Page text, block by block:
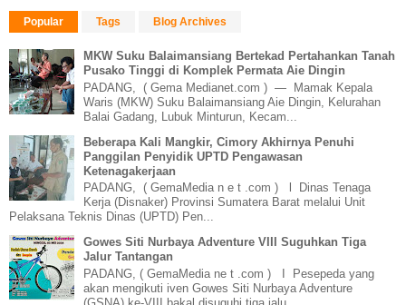
Popular Tags Blog Archives
MKW Suku Balaimansiang Bertekad Pertahankan Tanah
Pusako Tinggi di Komplek Permata Aie Dingin
PADANG, ( Gema Medianet.com ) — Mamak Kepala
Waris (MKW) Suku Balaimansiang Aie Dingin, Kelurahan
Balai Gadang, Lubuk Minturun, Kecam...
Beberapa Kali Mangkir, Cimory Akhirnya Penuhi
Panggilan Penyidik UPTD Pengawasan
Ketenagakerjaan
PADANG, ( GemaMedia n e t .com ) l Dinas Tenaga
Kerja (Disnaker) Provinsi Sumatera Barat melalui Unit
Pelaksana Teknis Dinas (UPTD) Pen...
Gowes Siti Nurbaya Adventure VIII Suguhkan Tiga
Jalur Tantangan
PADANG, ( GemaMedia ne t .com ) I Pesepeda yang
akan mengikuti iven Gowes Siti Nurbaya Adventure